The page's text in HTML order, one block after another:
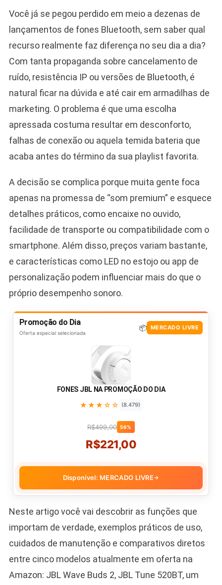
Você já se pegou perdido em meio a dezenas de
lançamentos de fones Bluetooth, sem saber qual
recurso realmente faz diferença no seu dia a dia?
Com tanta propaganda sobre cancelamento de
ruído, resistência IP ou versões de Bluetooth, é
natural ficar na dúvida e até cair em armadilhas de
marketing. O problema é que uma escolha
apressada costuma resultar em desconforto,
falhas de conexão ou aquela temida bateria que
acaba antes do término da sua playlist favorita.
A decisão se complica porque muita gente foca
apenas na promessa de “som premium” e esquece
detalhes práticos, como encaixe no ouvido,
facilidade de transporte ou compatibilidade com o
smartphone. Além disso, preços variam bastante,
e características como LED no estojo ou app de
personalização podem influenciar mais do que o
próprio desempenho sonoro.
Promoção do Dia
Oferta especial selecionada
📦 MERCADO LIVRE
FONES JBL NA PROMOÇÃO DO DIA
★★★☆☆ (8.479)
R$499,00 56%
R$221,00
Disponível: MERCADO LIVRE→
Neste artigo você vai descobrir as funções que
importam de verdade, exemplos práticos de uso,
cuidados de manutenção e comparativos diretos
entre cinco modelos atualmente em oferta na
Amazon: JBL Wave Buds 2, JBL Tune 520BT, um